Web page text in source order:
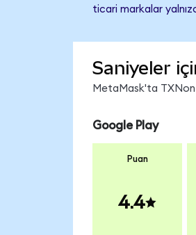
ticari markalar
Saniyeler
MetaMask'ta TXNon
Google Play
Puan
4.4